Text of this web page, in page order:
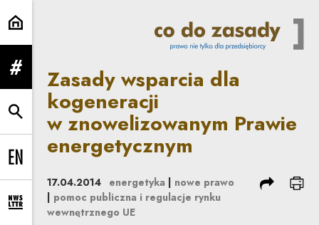
Zasady wsparcia dla
rozwiń menu
rozwiń wyszukiwarkę
Change language to EN
rozwiń formularz zapisu na newsletter
Zasady wsparcia dla
kogeneracji
w znowelizowanym Prawie
energetycznym
17.04.2014 energetyka
nowe prawo
pomoc publiczna i regulacje rynku
wewnętrznego UE
podziel się